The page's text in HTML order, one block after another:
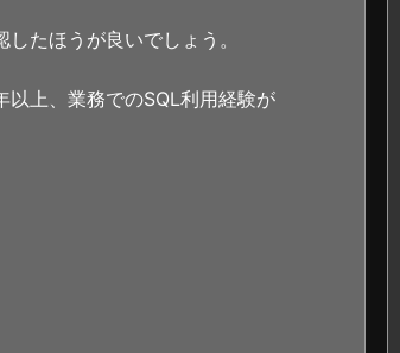
たほうが良いでしょう。
以上、業務でのSQL利用経験が